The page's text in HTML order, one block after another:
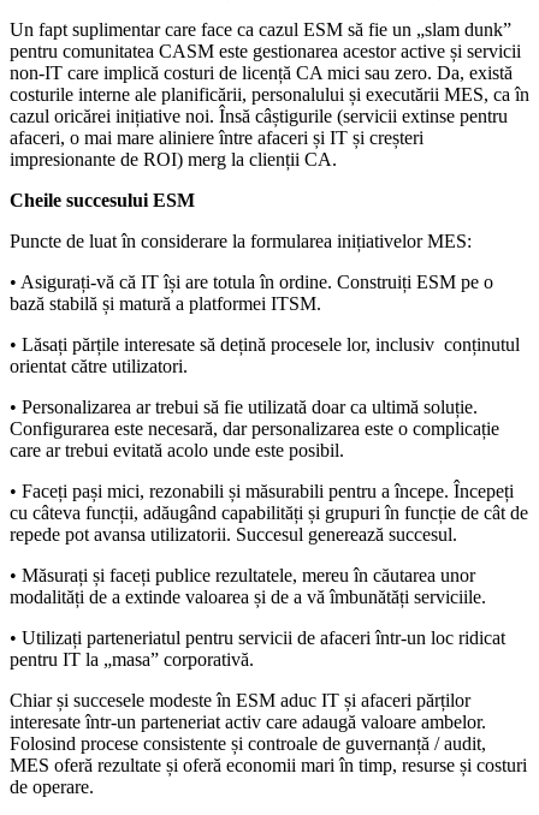
Un fapt suplimentar care face ca cazul ESM să fie un „slam dunk”
pentru comunitatea CASM este gestionarea acestor active și servicii
non-IT care implică costuri de licență CA mici sau zero. Da, există
costurile interne ale planificării, personalului și executării MES, ca în
cazul oricărei inițiative noi. Însă câștigurile (servicii extinse pentru
afaceri, o mai mare aliniere între afaceri și IT și creșteri
impresionante de ROI) merg la clienții CA.
Cheile succesului ESM
Puncte de luat în considerare la formularea inițiativelor MES:
• Asigurați-vă că IT își are totula în ordine. Construiți ESM pe o
bază stabilă și matură a platformei ITSM.
• Lăsați părțile interesate să dețină procesele lor, inclusiv conținutul
orientat către utilizatori.
• Personalizarea ar trebui să fie utilizată doar ca ultimă soluție.
Configurarea este necesară, dar personalizarea este o complicație
care ar trebui evitată acolo unde este posibil.
• Faceți pași mici, rezonabili și măsurabili pentru a începe. Începeți
cu câteva funcții, adăugând capabilități și grupuri în funcție de cât de
repede pot avansa utilizatorii. Succesul generează succesul.
• Măsurați și faceți publice rezultatele, mereu în căutarea unor
modalități de a extinde valoarea și de a vă îmbunătăți serviciile.
• Utilizați parteneriatul pentru servicii de afaceri într-un loc ridicat
pentru IT la „masa” corporativă.
Chiar și succesele modeste în ESM aduc IT și afaceri părților
interesate într-un parteneriat activ care adaugă valoare ambelor.
Folosind procese consistente și controale de guvernanță / audit,
MES oferă rezultate și oferă economii mari în timp, resurse și costuri
de operare.